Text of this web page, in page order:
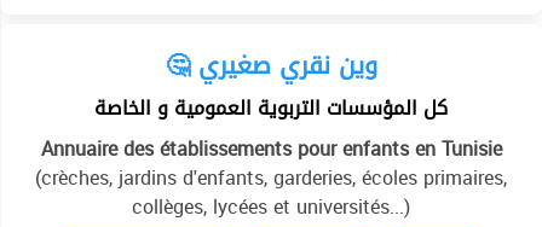
🤔 وين نقري صغيري
كل المؤسسات التربوية العمومية و الخاصة
Annuaire des établissements pour enfants en Tunisie
(crèches, jardins d'enfants, garderies, écoles primaires,
collèges, lycées et universités...)